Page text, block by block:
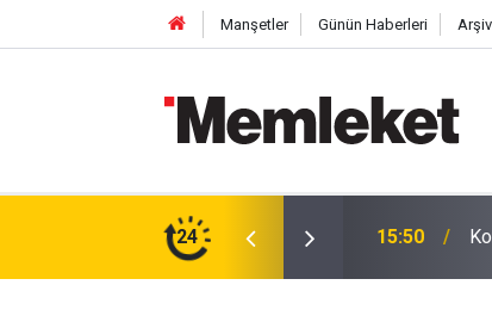
Manşetler Günün Haberleri Arşiv
24
Çivisiz Yapılan Sanat Eseri Hayran Bıraktı 15:47